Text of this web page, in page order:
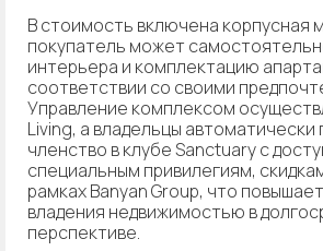
В стоимость включена корпусная
покупатель может
интерьера и комплектацию
соответствии со своими
Управление комплексом
Living, а владельцы
членство в клубе Sanctuary с
специальным привилегиям,
рамках Banyan Group, что
владения недвижимостью в
перспективе.